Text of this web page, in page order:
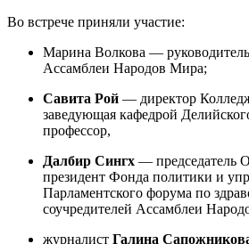
Во встрече приняли участие:
Марина Волкова — руководитель
Ассамблеи Народов Мира;
Савита Рой — директор
заведующая кафедрой
профессор,
Далбир Сингх — председатель
президент Фонда политики и
Парламентского форума по
соучредителей Ассамблеи
журналист Галина